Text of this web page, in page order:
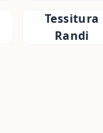
Tessitura
Randi